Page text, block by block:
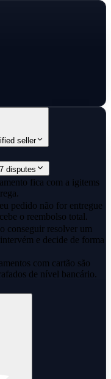
seller
disputes
fica com a igitems
pedido não for entregue
o reembolso total.
conseguir resolver um
e decide de forma
com cartão são
de nível bancário.